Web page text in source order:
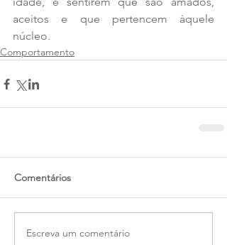
aceitos e que pertencem àquele
núcleo.
Comportamento
Comentários
Escreva um comentário